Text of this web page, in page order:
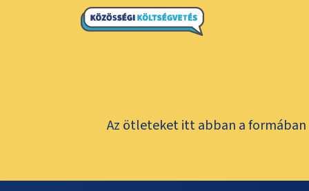
Az ötleteket itt abban a